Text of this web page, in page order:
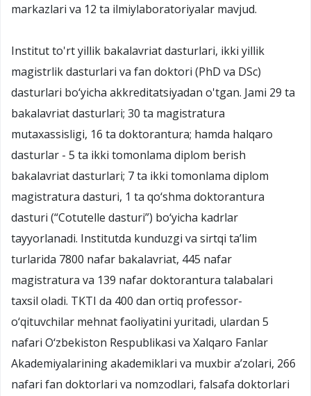
markazlari va 12 ta ilmiylaboratoriyalar mavjud.
Institut to'rt yillik bakalavriat dasturlari, ikki yillik
magistrlik dasturlari va fan doktori (PhD va DSc)
dasturlari bo‘yicha akkreditatsiyadan o'tgan. Jami 29 ta
bakalavriat dasturlari; 30 ta magistratura
mutaxassisligi, 16 ta doktorantura; hamda halqaro
dasturlar - 5 ta ikki tomonlama diplom berish
bakalavriat dasturlari; 7 ta ikki tomonlama diplom
magistratura dasturi, 1 ta qo‘shma doktorantura
dasturi (“Cotutelle dasturi”) bo‘yicha kadrlar
tayyorlanadi. Institutda kunduzgi va sirtqi ta’lim
turlarida 7800 nafar bakalavriat, 445 nafar
magistratura va 139 nafar doktorantura talabalari
taxsil oladi. TKTI da 400 dan ortiq professor-
o‘qituvchilar mehnat faoliyatini yuritadi, ulardan 5
nafari O‘zbekiston Respublikasi va Xalqaro Fanlar
Akademiyalarining akademiklari va muxbir a’zolari, 266
nafari fan doktorlari va nomzodlari, falsafa doktorlari